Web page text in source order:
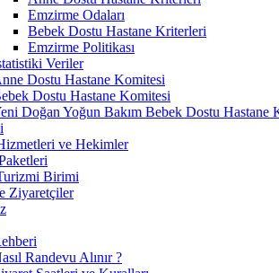
Emzirme Odaları
Bebek Dostu Hastane Kriterleri
Emzirme Politikası
Veriler
Dostu Hastane Komitesi
Dostu Hastane Komitesi
Doğan Yoğun Bakım Bebek Dostu Hastane
ve Hekimler
Birimi
Ziyaretçiler
Randevu Alınır ?